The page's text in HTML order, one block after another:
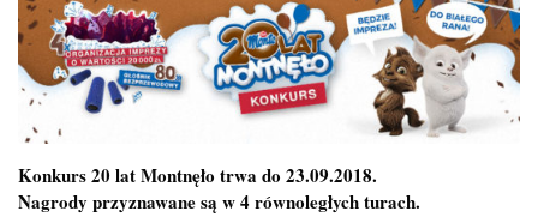
Konkurs 20 lat Montnęło trwa do 23.09.2018.
Nagrody przyznawane są w 4 równoległych turach.